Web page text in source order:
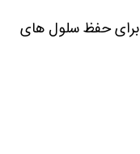
حفظ سلول های